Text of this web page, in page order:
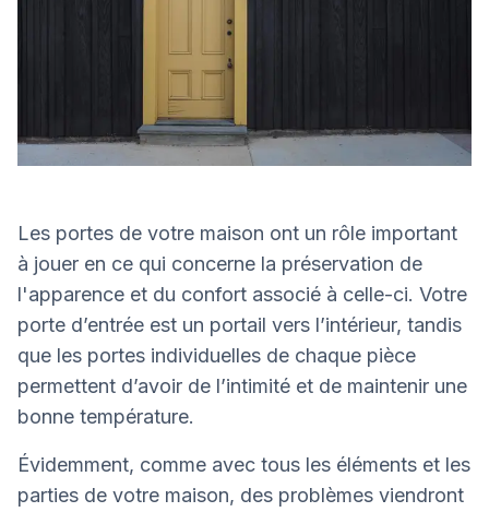
Les portes de votre maison ont un rôle important
à jouer en ce qui concerne la préservation de
l'apparence et du confort associé à celle-ci. Votre
porte d’entrée est un portail vers l’intérieur, tandis
que les portes individuelles de chaque pièce
permettent d’avoir de l’intimité et de maintenir une
bonne température.
Évidemment, comme avec tous les éléments et les
parties de votre maison, des problèmes viendront